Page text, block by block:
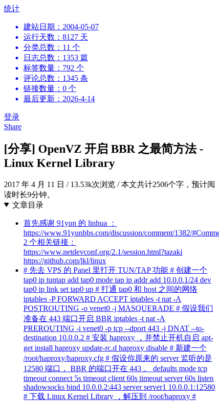
跳
统计
建站日期：2004-05-07
运行天数：8127 天
分类总数：11 个
日志总数：1353 篇
标签数量：792 个
评论总数：1345 条
链接数量：0 个
最后更新：2026-4-14
登录
Share
[分享] OpenVZ 开启 BBR 之最简方法 -
Linux Kernel Library
2017 年 4 月 11 日 /13.53k次浏览 /本文共计2506个字，预计阅
读时长9分钟。
文章目录
首先感谢 91yun 的 linhua ：
https://www.91yunbbs.com/discussion/comment/1382/
2 个相关链接：
https://www.netdevconf.org/2.1/session.html?tazaki
https://github.com/lkl/linux
# 先去 VPS 的 Panel 里打开 TUN/TAP 功能 # 创建一个
tap0 ip tuntap add tap0 mode tap ip addr add 10.0.0.1/24 dev
tap0 ip link set tap0 up # 打通 tap0 和 host 之间的网络
iptables -P FORWARD ACCEPT iptables -t nat -A
POSTROUTING -o venet0 -j MASQUERADE # 假设我们
准备在 443 端口开启 BBR iptables -t nat -A
PREROUTING -i venet0 -p tcp --dport 443 -j DNAT --to-
destination 10.0.0.2 # 安装 haproxy ，并禁止开机自启 apt-
get install haproxy update-rc.d haproxy disable # 新建一个
/root/haproxy/haproxy.cfg # 假设你原来的 server 监听的是
12580 端口， BBR 的端口开在 443 。 defaults mode tcp
timeout connect 5s timeout client 60s timeout server 60s listen
shadowsocks bind 10.0.0.2:443 server server1 10.0.0.1:12580
# 下载 Linux Kernel Library ，解压到 /root/haproxy #